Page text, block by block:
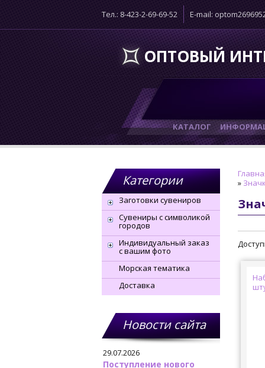
Тел.: 8-423-2-69-69-52 E-mail:
ОПТОВЫЙ
КАТАЛОГ
Категории
Заготовки сувениров
Сувениры с символикой
городов
Индивидуальный заказ
с вашим фото
Морская тематика
Доставка
Новости сайта
29.07.2026
Поступление нового
»